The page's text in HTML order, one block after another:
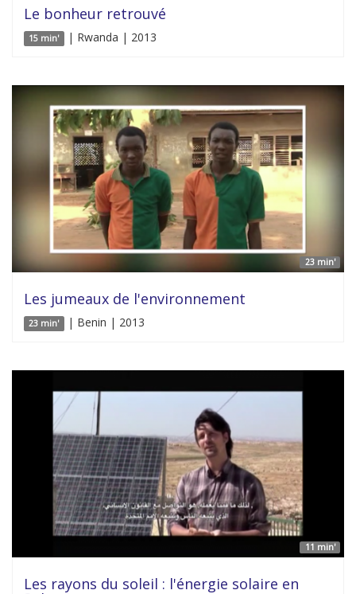
Le bonheur retrouvé
15 min' | Rwanda | 2013
23 min'
Les jumeaux de l'environnement
23 min' | Benin | 2013
11 min'
Les rayons du soleil : l'énergie solaire en